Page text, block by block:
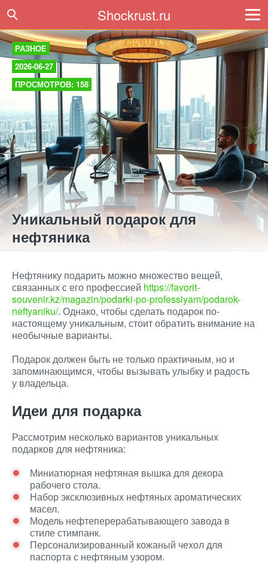
Shockrust.ru
РАЗНОЕ
2026-06-27
ПРОСМОТРОВ: 158
Уникальный подарок для
нефтяника
Нефтянику подарить можно множество вещей,
связанных с его профессией https://favorit-
souvenir.kz/magazin/podarki-po-professiyam/podarok-
neftyaniku/. Однако, чтобы сделать подарок по-
настоящему уникальным, стоит обратить внимание на
необычные варианты.
Подарок должен быть не только практичным, но и
запоминающимся, чтобы вызывать улыбку и радость
у владельца.
Идеи для подарка
Рассмотрим несколько вариантов уникальных
подарков для нефтяника:
Миниатюрная нефтяная вышка для декора
рабочего стола.
Набор эксклюзивных нефтяных ароматических
масел.
Модель нефтеперерабатывающего завода в
стиле стимпанк.
Персонализированный кожаный чехол для
паспорта с нефтяным узором.